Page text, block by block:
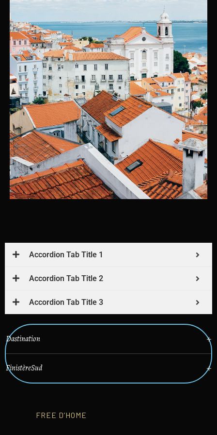
Accordion Tab Title 1
Accordion Tab Title 2
Accordion Tab Title 3
Dastination
FinistèreSud
FREE D’HOME